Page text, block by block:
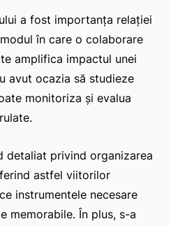
a fost importanța relației
în care o colaborare
amplifica impactul unei
avut ocazia să studieze
monitoriza și evalua
detaliat privind organizarea
astfel viitorilor
instrumentele necesare
memorabile. În plus, s-a